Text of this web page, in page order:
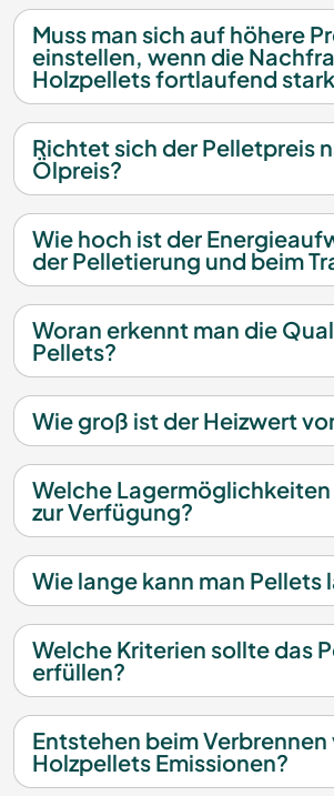
Muss man sich auf höhere
einstellen, wenn die
Holzpellets fortlaufend
Richtet sich der Pelletpreis
Ölpreis?
Wie hoch ist der
der Pelletierung und beim
Woran erkennt man die
Pellets?
Wie groß ist der Heizwert
Welche
zur Verfügung?
Wie lange kann man Pellets
Welche Kriterien sollte das
erfüllen?
Entstehen beim Verbrennen
Holzpellets Emissionen?